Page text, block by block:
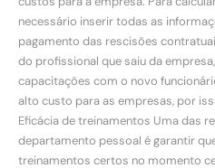
necessário inserir todas as
pagamento das rescisões
do profissional que saiu da
capacitações com o novo
alto custo para as empresas, por
Eficácia de treinamentos Uma das
departamento pessoal é garantir
treinamentos certos no momento